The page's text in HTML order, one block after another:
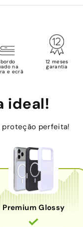
na
e ecrã
12 meses
garantia
ideal!
proteção perfeita!
Premium Glossy